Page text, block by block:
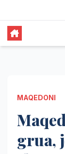
MAQEDONI
grua,